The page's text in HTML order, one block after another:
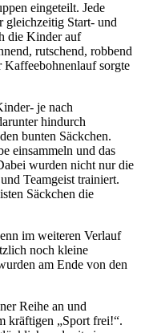
eingeteilt. Jede
gleichzeitig Start- und
die Kinder auf
rutschend, robbend
Kaffeebohnenlauf sorgte
je nach
hindurch
bunten Säckchen.
einsammeln und das
wurden nicht nur die
Teamgeist trainiert.
Säckchen die
im weiteren Verlauf
noch kleine
am Ende von den
Reihe an und
kräftigen „Sport frei!“.